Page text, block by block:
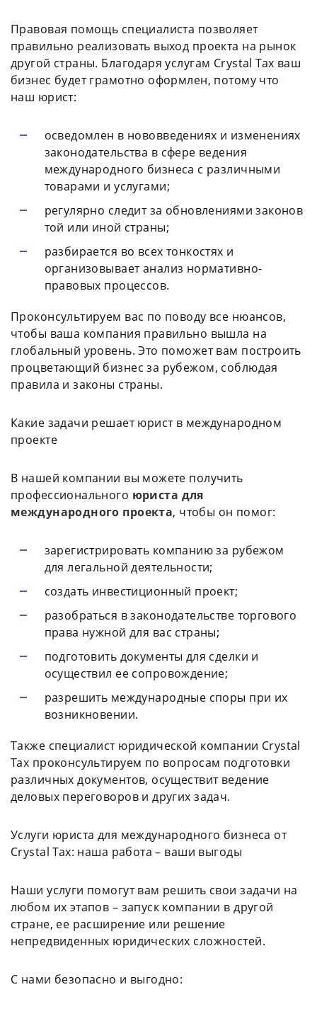
Правовая помощь специалиста позволяет
правильно реализовать выход проекта на рынок
другой страны. Благодаря услугам Crystal Tax ваш
бизнес будет грамотно оформлен, потому что
наш юрист:
осведомлен в нововведениях и изменениях
законодательства в сфере ведения
международного бизнеса с различными
товарами и услугами;
регулярно следит за обновлениями законов
той или иной страны;
разбирается во всех тонкостях и
организовывает анализ нормативно-
правовых процессов.
Проконсультируем вас по поводу все нюансов,
чтобы ваша компания правильно вышла на
глобальный уровень. Это поможет вам построить
процветающий бизнес за рубежом, соблюдая
правила и законы страны.
Какие задачи решает юрист в международном
проекте
В нашей компании вы можете получить
профессионального юриста для
международного проекта, чтобы он помог:
зарегистрировать компанию за рубежом
для легальной деятельности;
создать инвестиционный проект;
разобраться в законодательстве торгового
права нужной для вас страны;
подготовить документы для сделки и
осуществил ее сопровождение;
разрешить международные споры при их
возникновении.
Также специалист юридической компании Crystal
Tax проконсультируем по вопросам подготовки
различных документов, осуществит ведение
деловых переговоров и других задач.
Услуги юриста для международного бизнеса от
Crystal Tax: наша работа – ваши выгоды
Наши услуги помогут вам решить свои задачи на
любом их этапов – запуск компании в другой
стране, ее расширение или решение
непредвиденных юридических сложностей.
С нами безопасно и выгодно: